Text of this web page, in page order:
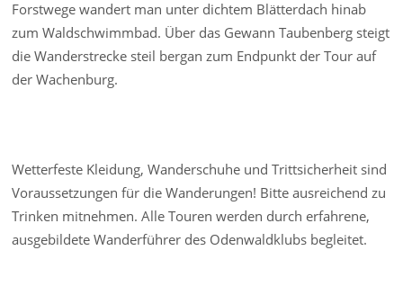
Forstwege wandert man unter dichtem Blätterdach hinab
zum Waldschwimmbad. Über das Gewann Taubenberg steigt
die Wanderstrecke steil bergan zum Endpunkt der Tour auf
der Wachenburg.
Wetterfeste Kleidung, Wanderschuhe und Trittsicherheit sind
Voraussetzungen für die Wanderungen! Bitte ausreichend zu
Trinken mitnehmen. Alle Touren werden durch erfahrene,
ausgebildete Wanderführer des Odenwaldklubs begleitet.